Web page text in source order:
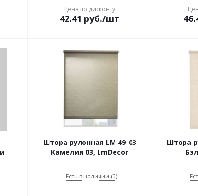
Цена по дисконту
42.41 руб./шт
Штора рулонная LM 49-03
Камелия 03, LmDecor
Есть в наличии (2)
Штора